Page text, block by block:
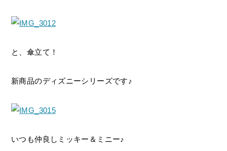
と、傘立て！
新商品のディズニーシリーズです♪
いつも仲良しミッキー＆ミニー♪